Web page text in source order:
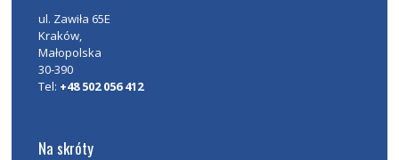
ul. Zawiła 65E
Kraków,
Małopolska
30-390
Tel: +48 502 056 412
Na skróty